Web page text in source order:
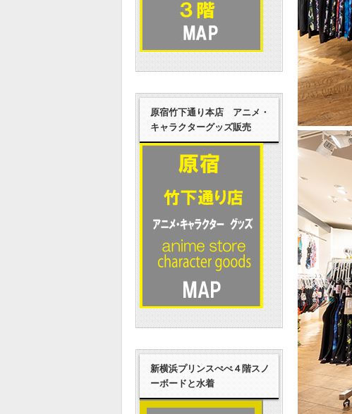
原宿竹下通り本店 アニメ・
キャラクターグッズ販売
新横浜プリンスぺぺ４階スノ
ーボードと水着